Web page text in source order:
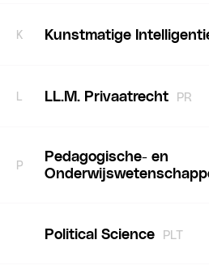
K Kunstmatige
L LL.M. Privaatrecht PR
P
Pedagogische- en
Political Science PLT